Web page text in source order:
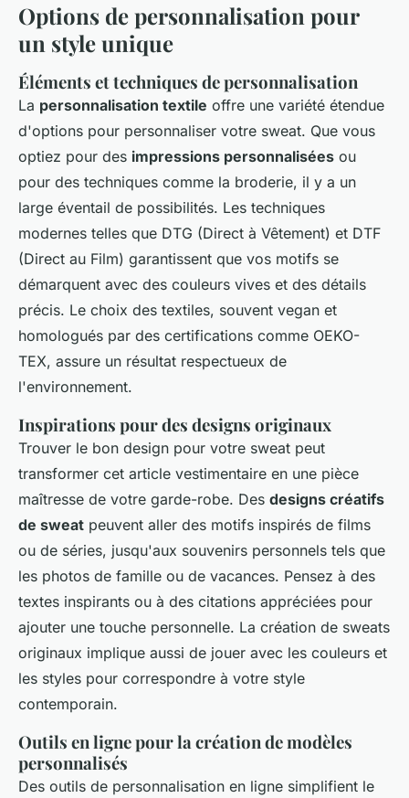
Options de personnalisation pour
un style unique
Éléments et techniques de personnalisation
La personnalisation textile offre une variété étendue
d'options pour personnaliser votre sweat. Que vous
optiez pour des impressions personnalisées ou
pour des techniques comme la broderie, il y a un
large éventail de possibilités. Les techniques
modernes telles que DTG (Direct à Vêtement) et DTF
(Direct au Film) garantissent que vos motifs se
démarquent avec des couleurs vives et des détails
précis. Le choix des textiles, souvent vegan et
homologués par des certifications comme OEKO-
TEX, assure un résultat respectueux de
l'environnement.
Inspirations pour des designs originaux
Trouver le bon design pour votre sweat peut
transformer cet article vestimentaire en une pièce
maîtresse de votre garde-robe. Des designs créatifs
de sweat peuvent aller des motifs inspirés de films
ou de séries, jusqu'aux souvenirs personnels tels que
les photos de famille ou de vacances. Pensez à des
textes inspirants ou à des citations appréciées pour
ajouter une touche personnelle. La création de sweats
originaux implique aussi de jouer avec les couleurs et
les styles pour correspondre à votre style
contemporain.
Outils en ligne pour la création de modèles
personnalisés
Des outils de personnalisation en ligne simplifient le